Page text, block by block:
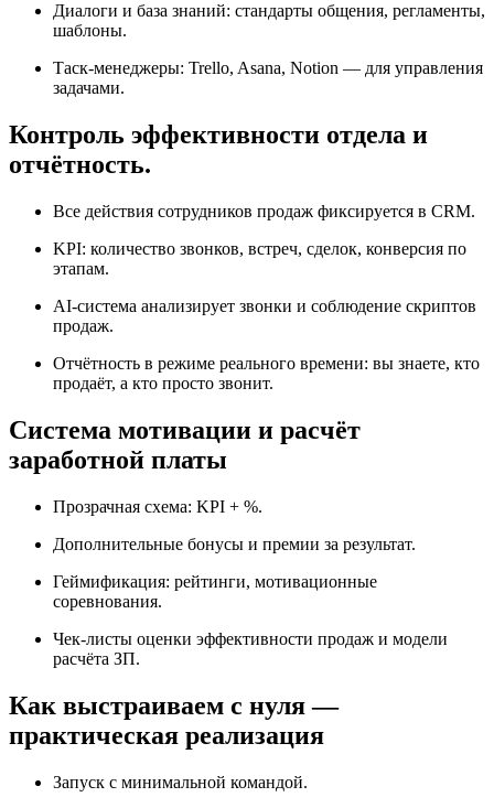
Диалоги и база знаний: стандарты общения, регламенты,
шаблоны.
Таск-менеджеры: Trello, Asana, Notion — для управления
задачами.
Контроль эффективности отдела и
отчётность.
Все действия сотрудников продаж фиксируется в CRM.
KPI: количество звонков, встреч, сделок, конверсия по
этапам.
AI-система анализирует звонки и соблюдение скриптов
продаж.
Отчётность в режиме реального времени: вы знаете, кто
продаёт, а кто просто звонит.
Система мотивации и расчёт
заработной платы
Прозрачная схема: KPI + %.
Дополнительные бонусы и премии за результат.
Геймификация: рейтинги, мотивационные
соревнования.
Чек-листы оценки эффективности продаж и модели
расчёта ЗП.
Как выстраиваем с нуля —
практическая реализация
Запуск с минимальной командой.